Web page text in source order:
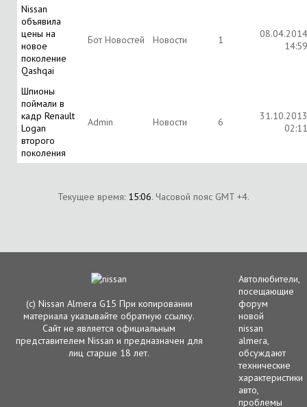
Nissan
объявила
цены на
новое
поколение
Qashqai
Бот Новостей Новости 1
08.04.2014
14:59
Шпионы
поймали в
кадр Renault
Logan
второго
поколения
Аdmin Новости 6
31.10.2013
02:11
Текущее время: 15:06. Часовой пояс GMT +4.
(с) Nissan Almera G15 При копировании
материала указывайте обратную ссылку.
Сайт не является официальным
представителем Nissan и предназначен для
лиц старше 18 лет.
Автолюбители,
посещающие
форум
новой
nissan
almera,
обсуждают
технические
характеристики
авто,
проблемы